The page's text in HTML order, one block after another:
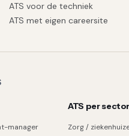
ATS voor de techniek
ATS met eigen careersite
manager
ATS per
Zorg /